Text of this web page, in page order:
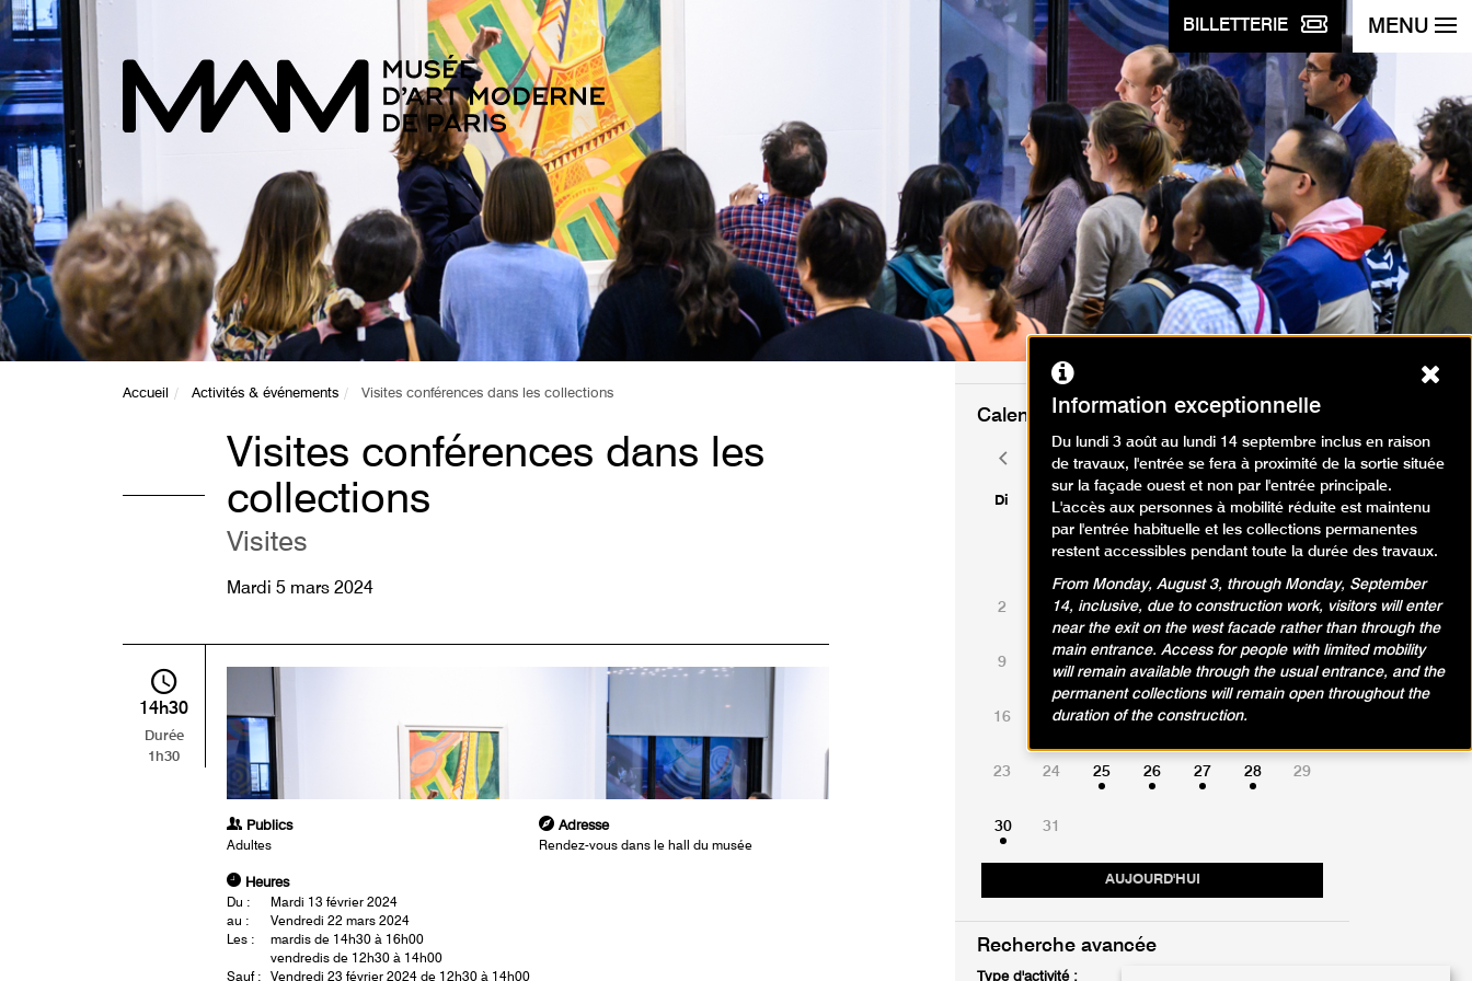
BILLETTERIE MENU
Accueil Activités & événements Visites conférences dans les collections
Visites conférences dans les
collections
Visites
Mardi 5 mars 2024
14h30
Durée
1h30
Publics
Adultes
Adresse
Rendez-vous dans le hall du musée
Heures
Du :
Mardi 13 février 2024
au :
Vendredi 22 mars 2024
Les :
mardis de 14h30 à 16h00
vendredis de 12h30 à 14h00
Sauf :
Vendredi 23 février 2024 de 12h30 à 14h00
Calendrier des événements
août 2026
Di Lu Ma Ve Sa
AUJOURD'HUI
1
2 3 4 5 6 7 8
9 12 13 14
16 17 18 19 20 21
23 24 25 26 27 28 29
30 31
Mois
précédent
Mois
suivant
Recherche avancée
Type d'activité :
Information exceptionnelle
Du lundi 3 août au lundi 14 septembre inclus en raison
de travaux, l'entrée se fera à proximité de la sortie située
sur la façade ouest et non par l'entrée principale.
L'accès aux personnes à mobilité réduite est maintenu
par l'entrée habituelle et les collections permanentes
restent accessibles pendant toute la durée des travaux.
From Monday, August 3, through Monday, September
14, inclusive, due to construction work, visitors will enter
near the exit on the west facade rather than through the
main entrance. Access for people with limited mobility
will remain available through the usual entrance, and the
permanent collections will remain open throughout the
duration of the construction.